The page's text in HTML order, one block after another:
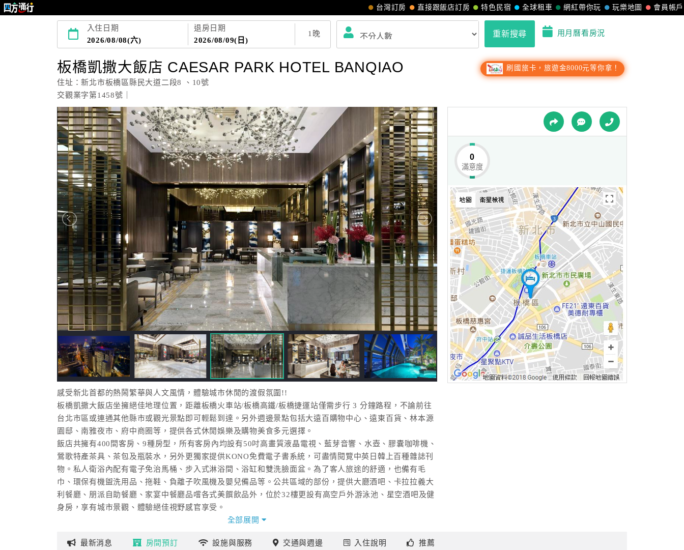
會員帳戶
玩樂地圖
網紅帶你玩
全球租車
特色民宿
直接跟飯店訂房
台灣訂房
入住日期
2026/08/08(六)
退房日期
2026/08/09(日)
1 晚 重新搜尋 用月曆看房況
板橋凱撒大飯店 CAESAR PARK HOTEL BANQIAO
住址：新北市板橋區縣民大道二段8 、10號
交觀業字第1458號｜
刷國旅卡，旅遊金8000元等你拿！
感受新北首都的熱鬧繁華與人文風情，體驗城市休閒的渡假氛圍!!
板橋凱撒大飯店坐擁絕佳地理位置，距離板橋火車站/板橋高鐵/板橋捷運站僅需步行 3 分鐘路程，不論前往
台北市區或連通其他縣市或觀光景點即可輕鬆到達。另外週邊景點包括大遠百購物中心、遠東百貨、林本源
園邸、南雅夜市、府中商圈等，提供各式休閒娛樂及購物美食多元選擇。
飯店共擁有400間客房、9種房型，所有客房內均設有50吋高畫質液晶電視、藍芽音響、水壺、膠囊咖啡機、
鶯歌特產茶具、茶包及瓶裝水，另外更獨家提供KONO免費電子書系統，可盡情閱覽中英日韓上百種雜誌刊
物。私人衛浴內配有電子免治馬桶、步入式淋浴間、浴缸和雙洗臉面盆。為了客人旅途的舒適，也備有毛
巾、環保有機盥洗用品、拖鞋、負離子吹風機及嬰兒備品等。公共區域的部份，提供大廳酒吧、卡拉拉義大
利餐廳、朋派自助餐廳、家宴中餐廳品嚐各式美饌飲品外，位於32樓更設有高空戶外游泳池、星空酒吧及健
身房，享有城市景觀、體驗絕佳視野感官享受。
板橋凱撒大飯店設有24小時櫃台，可供行李寄存服務，也設有觀光旅遊櫃檯，提供旅遊資訊等服務；另外也
現代化視聽設備，適合舉辦婚禮、會議和訓練等活動。
全部展開
0
滿意度
最新消息 房間預訂 設施與服務 交通與週邊 入住說明 推薦